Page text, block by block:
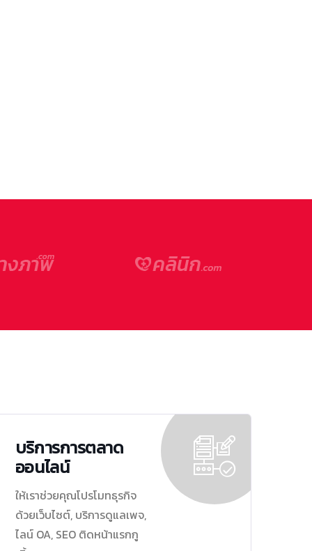
บริการการตลาด
ออนไลน์
ให้เราช่วยคุณโปรโมทธุรกิจ
ด้วยเว็บไซต์, บริการดูแลเพจ,
ไลน์ OA, SEO ติดหน้าแรกกู